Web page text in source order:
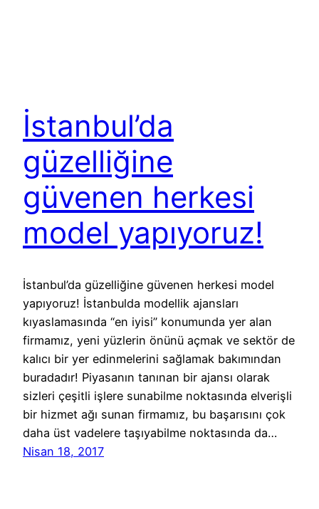
İstanbul’da
güzelliğine
güvenen herkesi
model yapıyoruz!
İstanbul’da güzelliğine güvenen herkesi model
yapıyoruz! İstanbulda modellik ajansları
kıyaslamasında “en iyisi” konumunda yer alan
firmamız, yeni yüzlerin önünü açmak ve sektör de
kalıcı bir yer edinmelerini sağlamak bakımından
buradadır! Piyasanın tanınan bir ajansı olarak
sizleri çeşitli işlere sunabilme noktasında elverişli
bir hizmet ağı sunan firmamız, bu başarısını çok
daha üst vadelere taşıyabilme noktasında da…
Nisan 18, 2017